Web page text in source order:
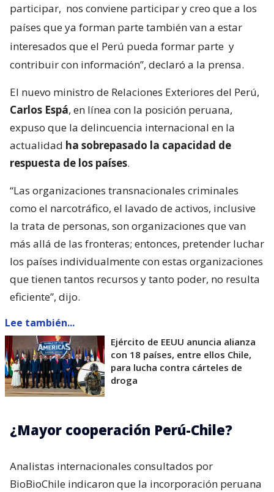
participar, nos conviene participar y creo que a los
países que ya forman parte también van a estar
interesados que el Perú pueda formar parte y
contribuir con información”, declaró a la prensa.
El nuevo ministro de Relaciones Exteriores del Perú,
Carlos Espá, en línea con la posición peruana,
expuso que la delincuencia internacional en la
actualidad ha sobrepasado la capacidad de
respuesta de los países.
“Las organizaciones transnacionales criminales
como el narcotráfico, el lavado de activos, inclusive
la trata de personas, son organizaciones que van
más allá de las fronteras; entonces, pretender luchar
los países individualmente con estas organizaciones
que tienen tantos recursos y tanto poder, no resulta
eficiente”, dijo.
Lee también...
Ejército de EEUU anuncia alianza
con 18 países, entre ellos Chile,
para lucha contra cárteles de
droga
¿Mayor cooperación Perú-Chile?
Analistas internacionales consultados por
BioBioChile indicaron que la incorporación peruana